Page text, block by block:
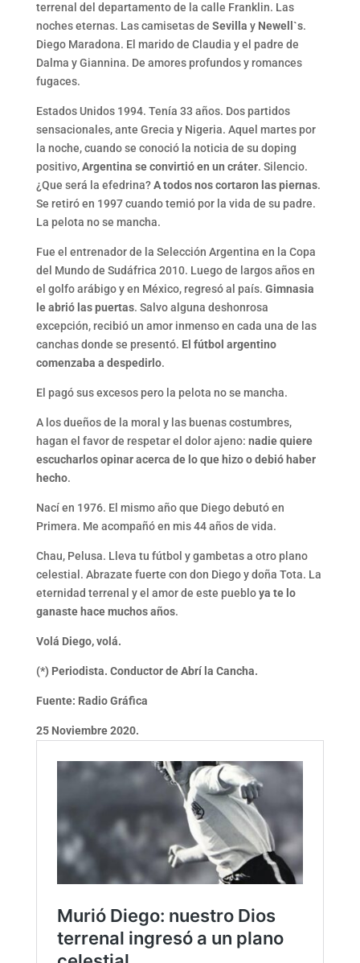
terrenal del departamento de la calle Franklin. Las
noches eternas. Las camisetas de Sevilla y Newell`s.
Diego Maradona. El marido de Claudia y el padre de
Dalma y Giannina. De amores profundos y romances
fugaces.
Estados Unidos 1994. Tenía 33 años. Dos partidos
sensacionales, ante Grecia y Nigeria. Aquel martes por
la noche, cuando se conoció la noticia de su doping
positivo,Argentina se convirtió en un cráter. Silencio.
¿Que será la efedrina?A todos nos cortaron las piernas.
Se retiró en 1997 cuando temió por la vida de su padre.
La pelota no se mancha.
Fue el entrenador de la Selección Argentina en la Copa
del Mundo de Sudáfrica 2010. Luego de largos años en
el golfo arábigo y en México, regresó al país. Gimnasia
le abrió las puertas. Salvo alguna deshonrosa
excepción, recibió un amor inmenso en cada una de las
canchas donde se presentó. El fútbol argentino
comenzaba a despedirlo.
El pagó sus excesos pero la pelota no se mancha.
A los dueños de la moral y las buenas costumbres,
hagan el favor de respetar el dolor ajeno: nadie quiere
escucharlos opinar acerca de lo que hizo o debió haber
hecho.
Nací en 1976. El mismo año que Diego debutó en
Primera. Me acompañó en mis 44 años de vida.
Chau, Pelusa. Lleva tu fútbol y gambetas a otro plano
celestial. Abrazate fuerte con don Diego y doña Tota. La
eternidad terrenal y el amor de este puebloya te lo
ganaste hace muchos años.
Volá Diego, volá.
(*) Periodista. Conductor de Abrí la Cancha.
Fuente: Radio Gráfica
25 Noviembre 2020.